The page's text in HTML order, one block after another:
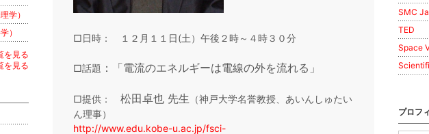
□日時： １２月１１日(土）午後２時～４時３０分
□話題 ：「電流のエネルギーは電線の外を流れる」
□提供： 松田卓也 先生 （神戸大学名誉教授、あいんしゅたい
ん理事）
http://www.edu.kobe-u.ac.jp/fsci-
SMC
TED
Space
プロフ
学）
）
を見る
を見る